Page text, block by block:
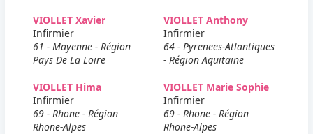
VIOLLET Xavier
Infirmier
61 - Mayenne - Région
Pays De La Loire
VIOLLET Anthony
Infirmier
64 - Pyrenees-Atlantiques
- Région Aquitaine
VIOLLET Hima
Infirmier
69 - Rhone - Région
Rhone-Alpes
VIOLLET Marie Sophie
Infirmier
69 - Rhone - Région
Rhone-Alpes